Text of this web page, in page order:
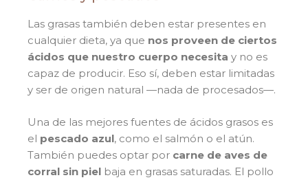
Las grasas también deben estar presentes en
cualquier dieta, ya que nos proveen de ciertos
ácidos que nuestro cuerpo necesita y no es
capaz de producir. Eso sí, deben estar limitadas
y ser de origen natural —nada de procesados—.
Una de las mejores fuentes de ácidos grasos es
el pescado azul, como el salmón o el atún.
También puedes optar por carne de aves de
corral sin piel baja en grasas saturadas. El pollo